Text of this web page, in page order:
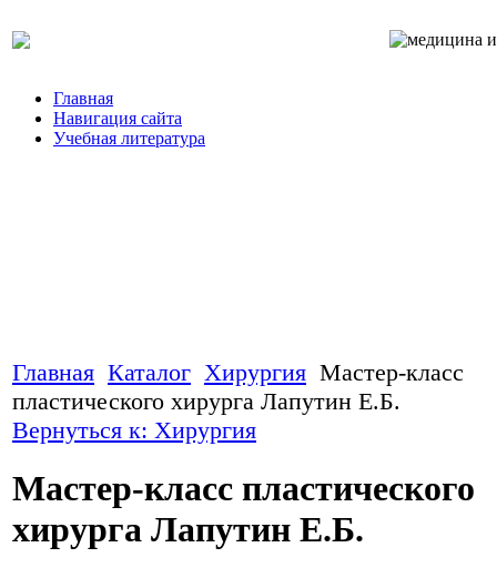
Главная
Навигация сайта
Учебная литература
Главная Каталог Хирургия Мастер-класс
пластического хирурга Лапутин Е.Б.
Вернуться к: Хирургия
Мастер-класс пластического
хирурга Лапутин Е.Б.